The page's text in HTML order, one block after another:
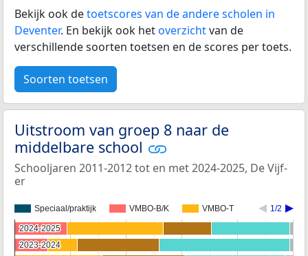
Bekijk ook detoetscores van de andere scholen in
Deventer. En bekijk ook hetoverzichtvan de
verschillende soorten toetsen en de scores per toets.
Soorten toetsen
Uitstroom van groep 8 naar de
middelbare school
Schooljaren 2011-2012 tot en met 2024-2025, De Vijf-
er
Speciaal/praktijk VMBO-B/K VMBO-T 1/2
2024-2025
2024-2025
2023-2024
2023-2024